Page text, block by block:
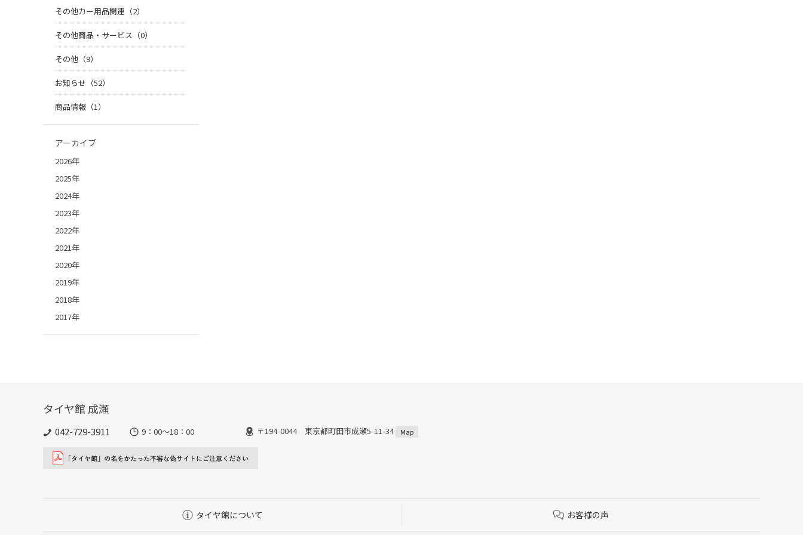
その他カー用品関連（2）
その他商品・サービス（0）
その他（9）
お知らせ（52）
商品情報（1）
アーカイブ
2026年
2025年
2024年
2023年
2022年
2021年
2020年
2019年
2018年
2017年
タイヤ館 成瀬
042-729-3911 9：00～18：00 〒194-0044 東京都町田市成瀬5-11-34 Map
タイヤ館について お客様の声